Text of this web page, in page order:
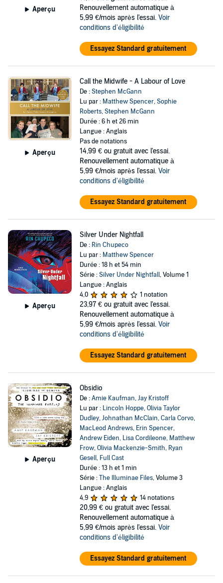
Aperçu
Renouvellement automatique à
5,99 €/mois après l'essai. Voir
conditions d'éligibilité
Essayez Standard gratuitement
Aperçu
Call the Midwife - A Labour of Love
De :Stephen McGann
Lu par : Matthew Spencer,Sophie
Roberts,Stephen McGann
Durée : 6 h et 26 min
Langue : Anglais
Pas de notations
14,99 € ou gratuit avec l'essai.
Renouvellement automatique à
5,99 €/mois après l'essai. Voir
conditions d'éligibilité
Essayez Standard gratuitement
Aperçu
Silver Under Nightfall
De : Rin Chupeco
Lu par : Matthew Spencer
Durée : 18 h et 54 min
Série :Silver Under Nightfall, Volume 1
Langue : Anglais
4,0
1 notation
23,97 € ou gratuit avec l'essai.
Renouvellement automatique à
5,99 €/mois après l'essai. Voir
conditions d'éligibilité
Essayez Standard gratuitement
Aperçu
Obsidio
De :Amie Kaufman,Jay Kristoff
Lu par : Lincoln Hoppe,Olivia Taylor
Dudley,Johnathan McClain,Carla Corvo,
MacLeod Andrews, Erin Spencer,
Andrew Eiden, Lisa Cordileone, Matthew
Frow,Olivia Mackenzie-Smith, Ryan
Gesell, Full Cast
Durée : 13 h et 1 min
Série :The Illuminae Files, Volume 3
Langue : Anglais
4,9
14 notations
20,99 € ou gratuit avec l'essai.
Renouvellement automatique à
5,99 €/mois après l'essai. Voir
conditions d'éligibilité
Essayez Standard gratuitement